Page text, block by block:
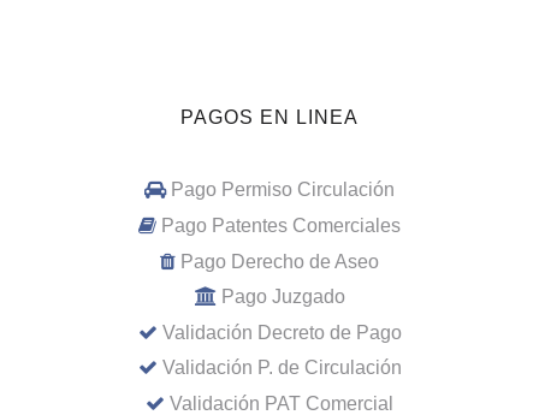
PAGOS EN LINEA
Pago Permiso Circulación
Pago Patentes Comerciales
Pago Derecho de Aseo
Pago Juzgado
Validación Decreto de Pago
Validación P. de Circulación
Validación PAT Comercial